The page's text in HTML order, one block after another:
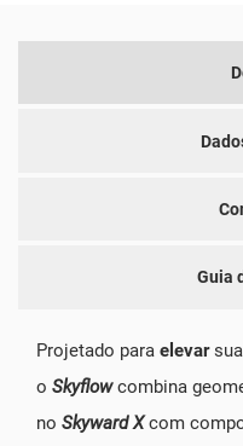
Guia
Projetado para elevarsua
o Skyflowcombina
no Skyward Xcom